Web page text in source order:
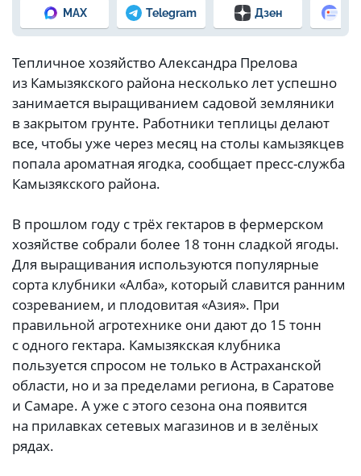
MAX Telegram Дзен
Тепличное хозяйство Александра Прелова
из Камызякского района несколько лет успешно
занимается выращиванием садовой земляники
в закрытом грунте. Работники теплицы делают
все, чтобы уже через месяц на столы камызякцев
попала ароматная ягодка, сообщает пресс-служба
Камызякского района.
В прошлом году с трёх гектаров в фермерском
хозяйстве собрали более 18 тонн сладкой ягоды.
Для выращивания используются популярные
сорта клубники «Алба», который славится ранним
созреванием, и плодовитая «Азия». При
правильной агротехнике они дают до 15 тонн
с одного гектара. Камызякская клубника
пользуется спросом не только в Астраханской
области, но и за пределами региона, в Саратове
и Самаре. А уже с этого сезона она появится
на прилавках сетевых магазинов и в зелёных
рядах.